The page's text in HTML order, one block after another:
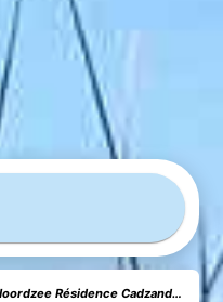
Watervilla 8C Luxe - Noordzee Résidence Cadzand-Bad